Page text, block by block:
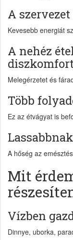
A
Kevesebb energiát
A nehéz
Melegérzetet és
Több
Ez az étvágyat is
A hőség az
Mit
Vízben
Dinnye, uborka,